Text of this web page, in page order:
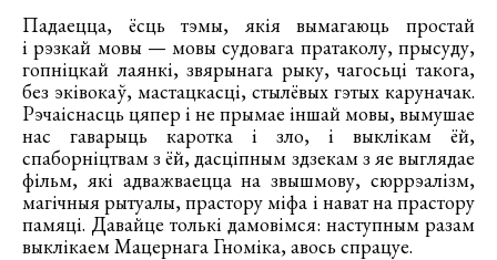
Падаецца, ёсць тэмы, якія вымагаюць простай
і рэзкай мовы — мовы судовага пратаколу, прысуду,
гопніцкай лаянкі, звярынага рыку, чагосьці такога,
без эківокаў, мастацкасці, стылёвых гэтых каруначак.
Рэчаіснасць цяпер і не прымае іншай мовы, вымушае
нас гаварыць каротка і зло, і выклікам ёй,
спаборніцтвам з ёй, дасціпным здзекам з яе выглядае
фільм, які адважваецца на звышмову, сюррэалізм,
магічныя рытуалы, прастору міфа і нават на прастору
памяці. Давайце толькі дамовімся: наступным разам
выклікаем Мацернага Гноміка, авось спрацуе.